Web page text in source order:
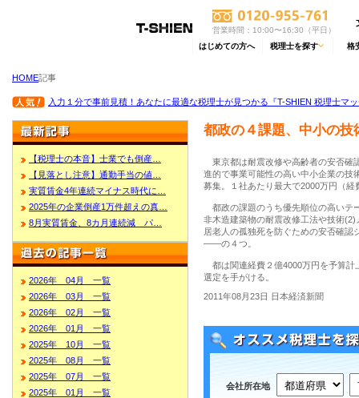
営業時間：10:00〜16:30（平日）
はじめての方へ 税理士を探す 格
HOME記事
入力１分で事前見積！あなたに最適な税理士が見つかる『T-SHIEN 税理士マ
【税理士の本音】士業でも倒産…
【見落とし注意】通勤手当の値…
実質賃金4年連続マイナス時代に…
2025年の企業倒産1万件超えの真…
8月実質賃金、8カ月連続減 パ…
2026年 04月 一覧
2026年 03月 一覧
2026年 02月 一覧
2026年 01月 一覧
2025年 10月 一覧
2025年 08月 一覧
2025年 07月 一覧
2025年 01月 一覧
都政の４課題、中小の
東京都は耐震改修や高齢者の安否確
進的で事業可能性の高い中小企業の技
募集。１社あたり最大で2000万円（
都政の課題のうち優先順位の高いテ
非木造建築物の耐震改修工法や技術
居老人の孤独死を防ぐための安否確
――の４つ。
都は関連経費２億4000万円を予算計
選定を手がける。
2011年08月23日 日本経済新聞
会社所在地